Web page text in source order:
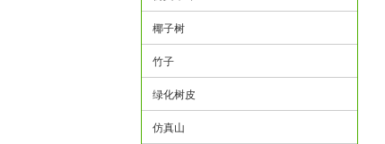
椰子树
竹子
绿化树皮
仿真山